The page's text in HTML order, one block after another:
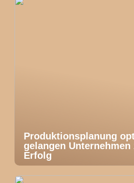
Produktionsplanung
gelangen Unternehmen
Erfolg